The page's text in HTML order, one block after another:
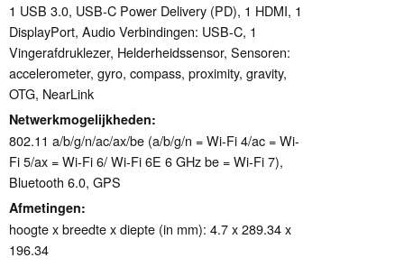
1 USB 3.0, USB-C Power Delivery (PD), 1 HDMI, 1
DisplayPort, Audio Verbindingen: USB-C, 1
Vingerafdruklezer, Helderheidssensor, Sensoren:
accelerometer, gyro, compass, proximity, gravity,
OTG, NearLink
Netwerkmogelijkheden
802.11 a/​b/​g/​n/​ac/​ax/​be (a/b/g/n = Wi-Fi 4/ac = Wi-
Fi 5/ax = Wi-Fi 6/ Wi-Fi 6E 6 GHz be = Wi-Fi 7),
Bluetooth 6.0, GPS
Afmetingen
hoogte x breedte x diepte (in mm): 4.7 x 289.34 x
196.34